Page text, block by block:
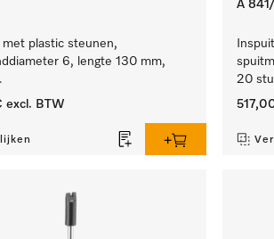
met plastic steunen,
6, lengte 130 mm,
excl. BTW
A
20